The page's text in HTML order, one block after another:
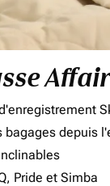
bagages depuis
Pride et Simba